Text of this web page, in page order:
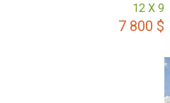
12 X 9
7 800 $